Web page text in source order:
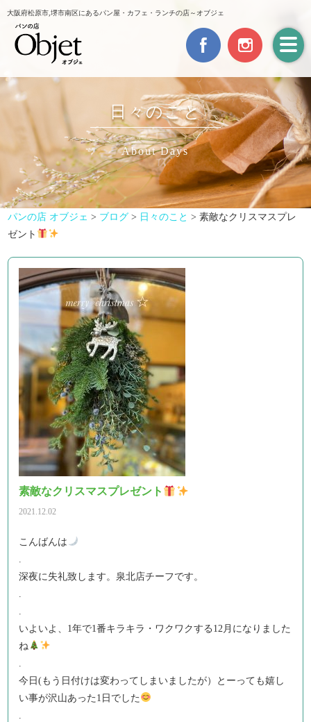
大阪府松原市,堺市南区にあるパン屋・カフェ・ランチの店～オブジェ
日々のこと
About Days
パンの店 オブジェ > ブログ > 日々のこと >素敵なクリスマスプレ
ゼント
素敵なクリスマスプレゼント
2021.12.02
こんばんは
.
深夜に失礼致します。泉北店チーフです。
.
.
いよいよ、1年で1番キラキラ・ワクワクする12月になりました
ね
.
今日(もう日付けは変わってしまいましたが）とーっても嬉し
い事が沢山あった1日でした
.